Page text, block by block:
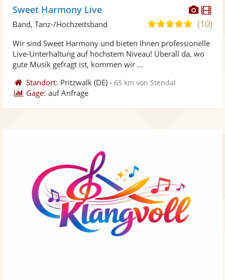
Fotos
Sweet Harmony Live
5,0
5
(10)
Band, Tanz-/Hochzeitsband
Wir sind Sweet Harmony und bieten Ihnen professionelle
Live-Unterhaltung auf höchstem Niveau! Überall da, wo
gute Musik gefragt ist, kommen wir ...
Standort: Pritzwalk (DE) -65 km von Stendal
Gage: auf Anfrage